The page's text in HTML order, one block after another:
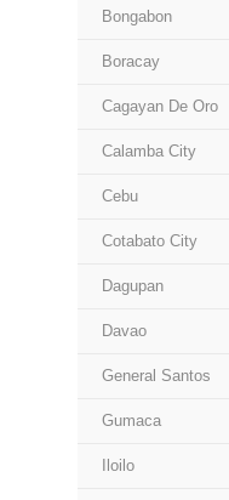
Bongabon
Boracay
Cagayan De Oro
Calamba City
Cebu
Cotabato City
Dagupan
Davao
General Santos
Gumaca
Iloilo